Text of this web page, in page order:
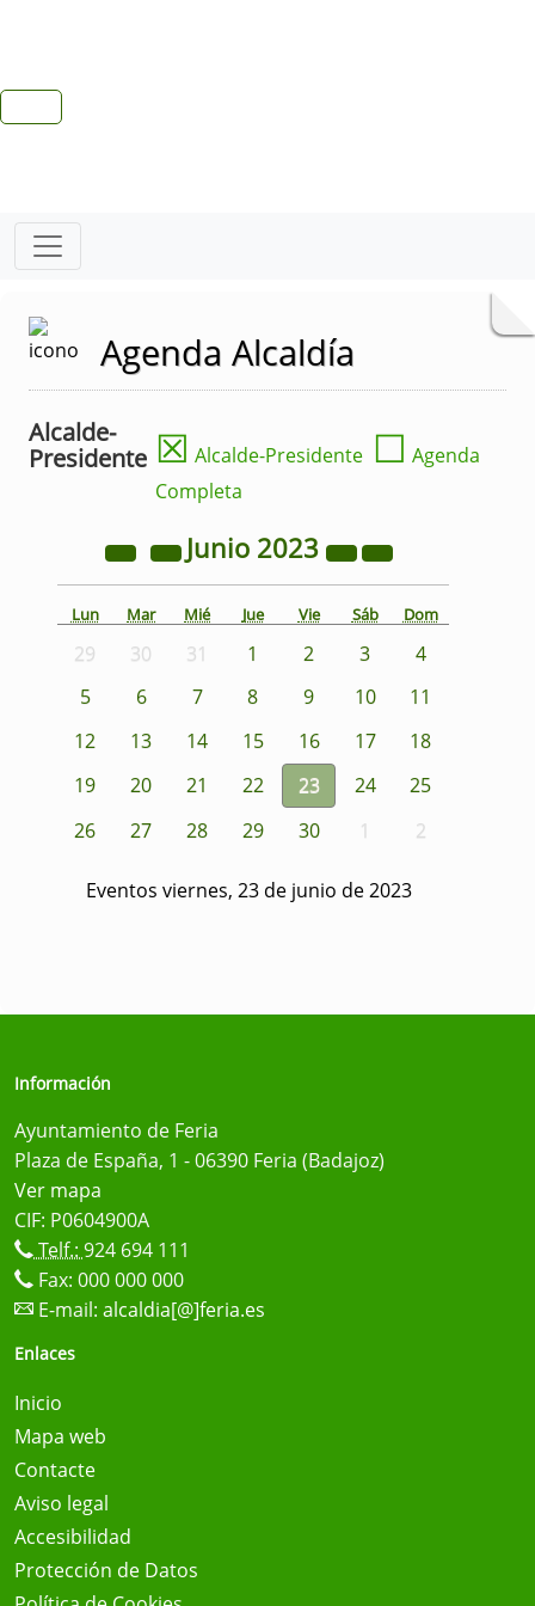
Agenda Alcaldía
Alcalde-
Presidente ☒ Alcalde-Presidente ☐ Agenda
Completa
Junio 2023
Lun Mar Mié Jue Vie Sáb Dom
29 30 31 1 2 3
4
5
6 7 8 9 10
11
12
13 14 15 16 17
18
19
20 21 22 23 24
25
26
27 28 29 30 1 2
Eventos viernes, 23 de junio de 2023
Información
Ayuntamiento de Feria
Plaza de España, 1 - 06390 Feria (Badajoz)
Ver mapa
CIF: P0604900A
Telf.: 924 694 111
Fax: 000 000 000
E-mail: alcaldia[@]feria.es
Enlaces
Inicio
Mapa web
Contacte
Aviso legal
Accesibilidad
Protección de Datos